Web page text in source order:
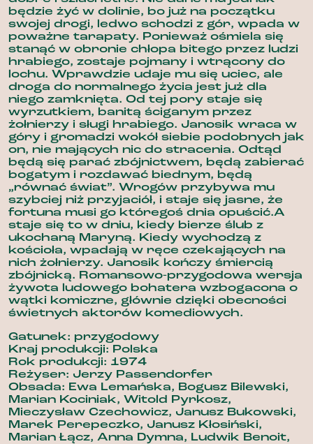
będzie żyć w dolinie, bo już na początku
swojej drogi, ledwo schodzi z gór, wpada w
poważne tarapaty. Ponieważ ośmiela się
stanąć w obronie chłopa bitego przez ludzi
hrabiego, zostaje pojmany i wtrącony do
lochu. Wprawdzie udaje mu się uciec, ale
droga do normalnego życia jest już dla
niego zamknięta. Od tej pory staje się
wyrzutkiem, banitą ściganym przez
żołnierzy i sługi hrabiego. Janosik wraca w
góry i gromadzi wokół siebie podobnych jak
on, nie mających nic do stracenia. Odtąd
będą się parać zbójnictwem, będą zabierać
bogatym i rozdawać biednym, będą
„równać świat”. Wrogów przybywa mu
szybciej niż przyjaciół, i staje się jasne, że
fortuna musi go któregoś dnia opuścić.A
staje się to w dniu, kiedy bierze ślub z
ukochaną Maryną. Kiedy wychodzą z
kościoła, wpadają w ręce czekających na
nich żołnierzy. Janosik kończy śmiercią
zbójnicką. Romansowo-przygodowa wersja
żywota ludowego bohatera wzbogacona o
wątki komiczne, głównie dzięki obecności
świetnych aktorów komediowych.
Gatunek: przygodowy
Kraj produkcji: Polska
Rok produkcji: 1974
Reżyser: Jerzy Passendorfer
Obsada: Ewa Lemańska, Bogusz Bilewski,
Marian Kociniak, Witold Pyrkosz,
Mieczysław Czechowicz, Janusz Bukowski,
Marek Perepeczko, Janusz Kłosiński,
Marian Łącz, Anna Dymna, Ludwik Benoit,